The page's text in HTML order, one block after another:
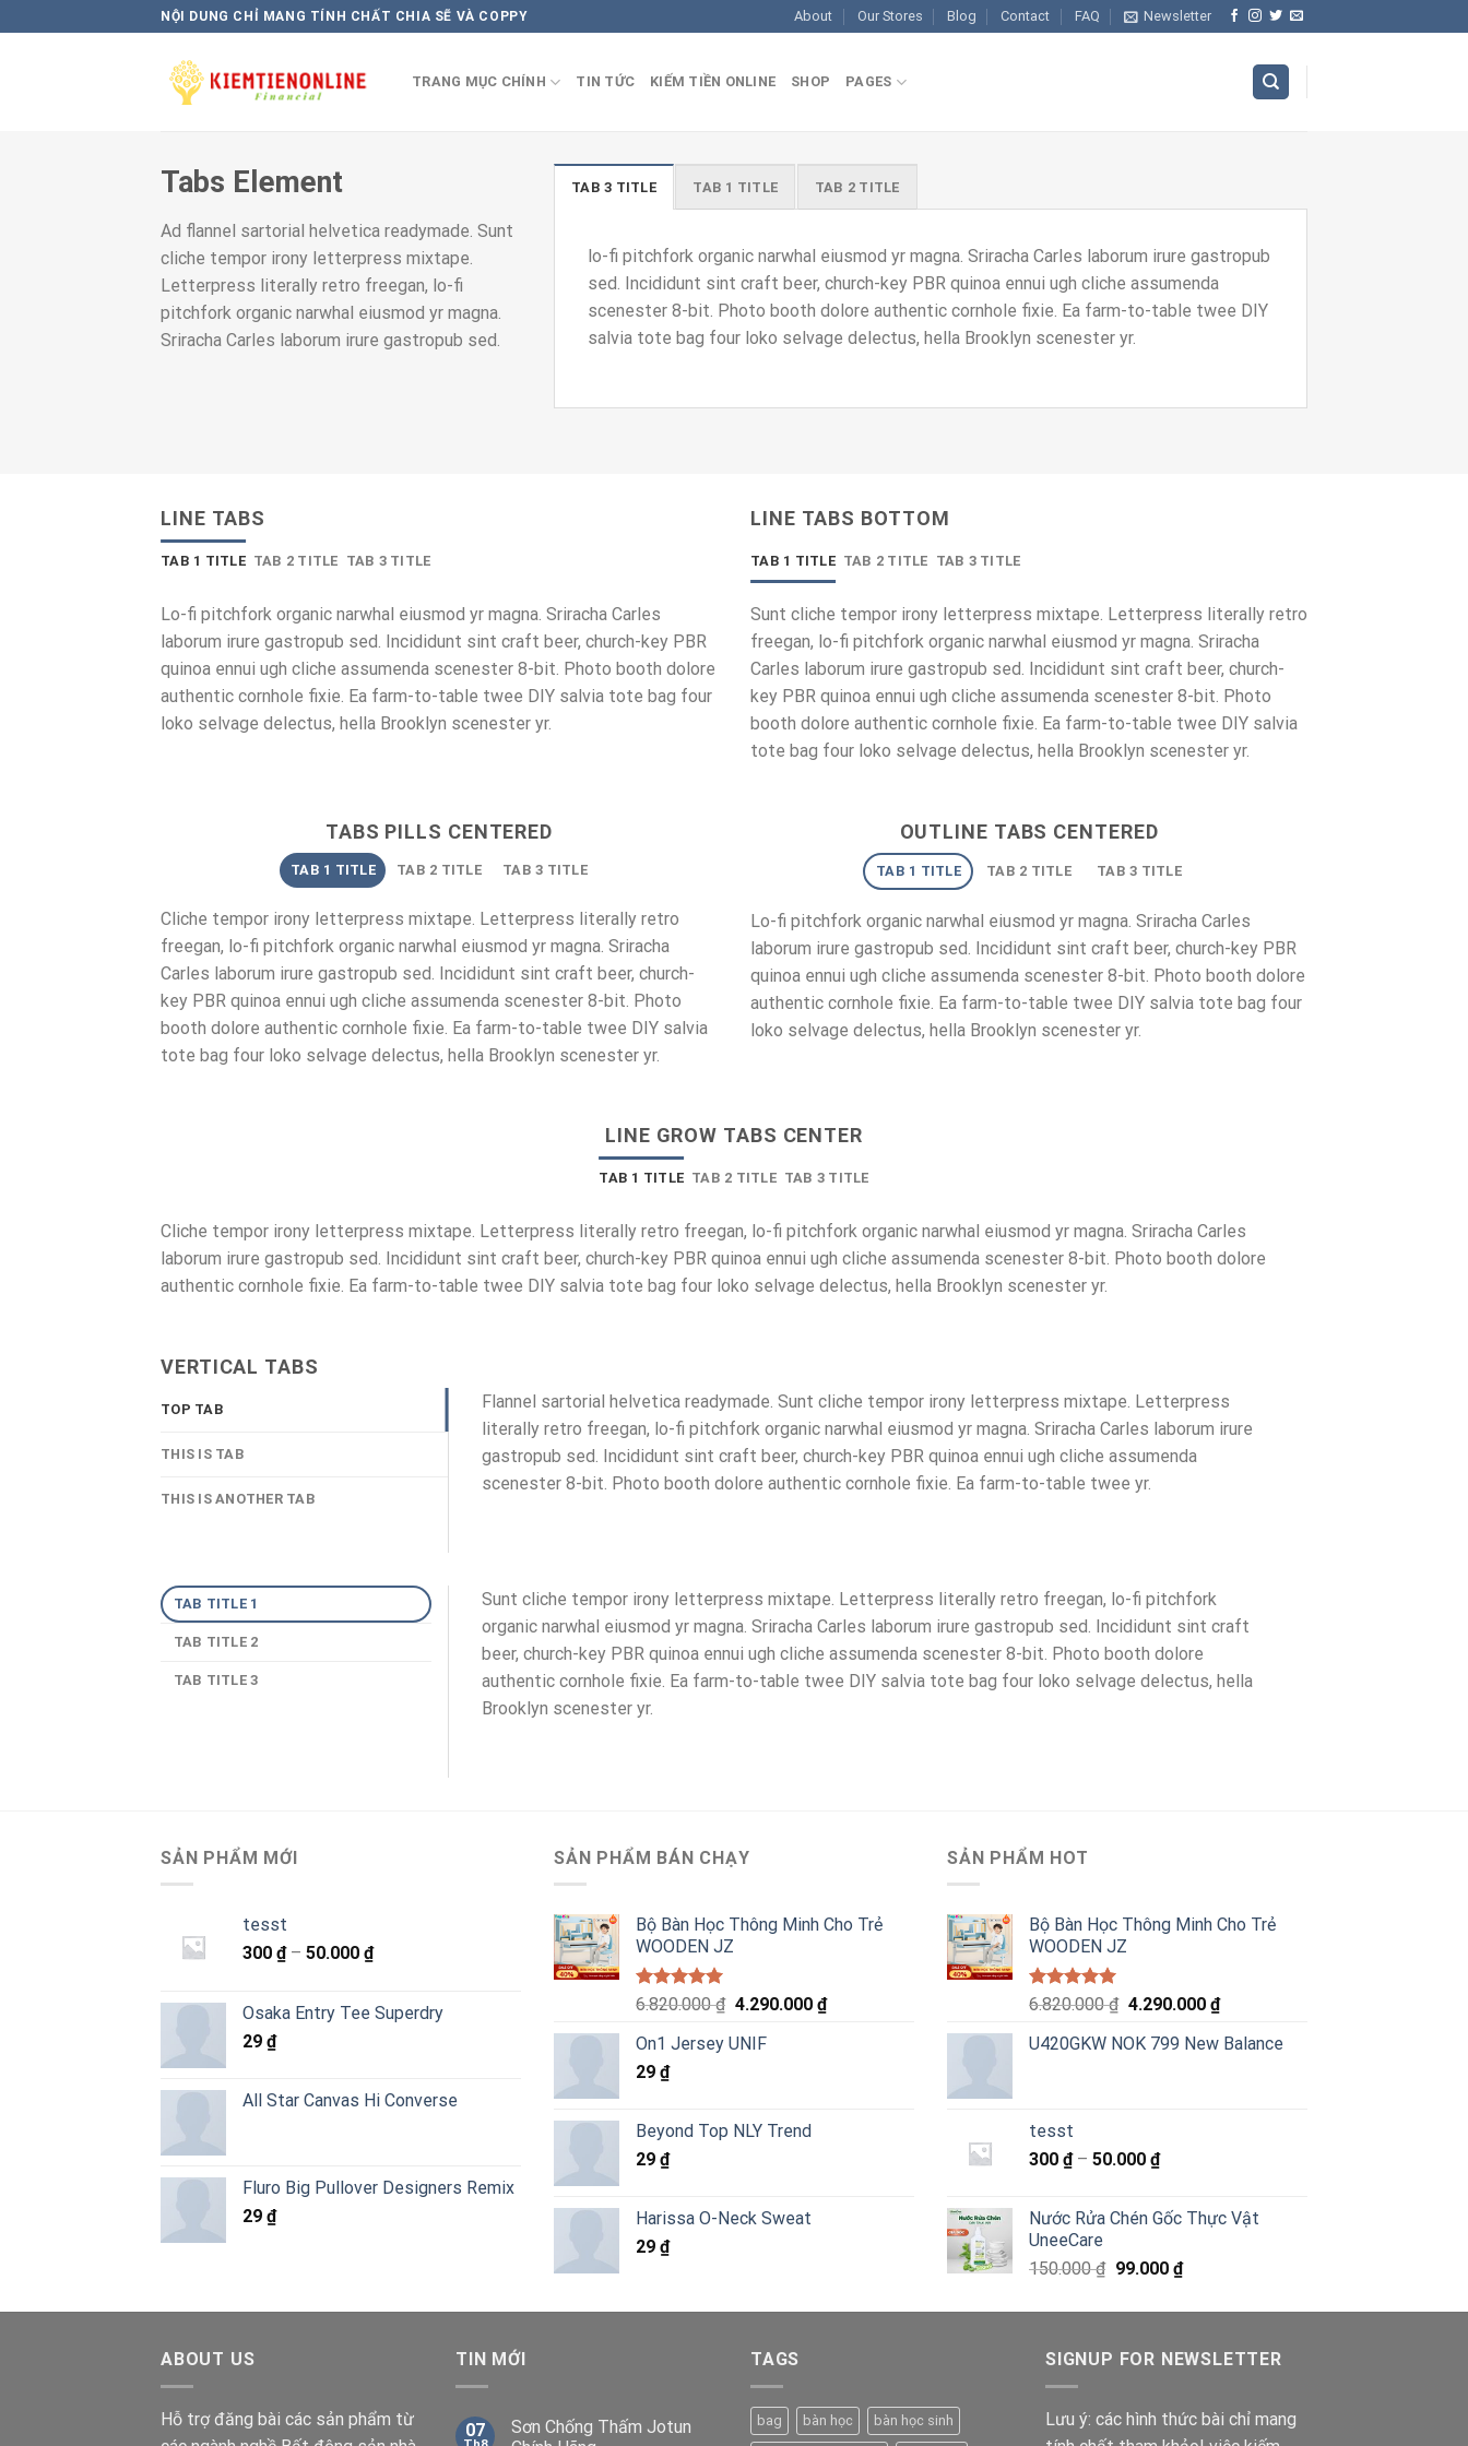
to
NỘI DUNG CHỈ MANG TÍNH CHẤT CHIA SẼ VÀ COPPY About Our Stores Blog Contact FAQ Newsletter
TRANG MỤC CHÍNH TIN TỨC KIẾM TIỀN ONLINE SHOP PAGES
Tabs Element
Ad flannel sartorial helvetica readymade. Sunt
cliche tempor irony letterpress mixtape.
Letterpress literally retro freegan, lo-fi
pitchfork organic narwhal eiusmod yr magna.
Sriracha Carles laborum irure gastropub sed.
TAB 3 TITLE TAB 1 TITLE TAB 2 TITLE
lo-fi pitchfork organic narwhal eiusmod yr magna. Sriracha Carles laborum irure gastropub
sed. Incididunt sint craft beer, church-key PBR quinoa ennui ugh cliche assumenda
scenester 8-bit. Photo booth dolore authentic cornhole fixie. Ea farm-to-table twee DIY
salvia tote bag four loko selvage delectus, hella Brooklyn scenester yr.
LINE TABS
TAB 1 TITLE TAB 2 TITLE TAB 3 TITLE
Lo-fi pitchfork organic narwhal eiusmod yr magna. Sriracha Carles
laborum irure gastropub sed. Incididunt sint craft beer, church-key PBR
quinoa ennui ugh cliche assumenda scenester 8-bit. Photo booth dolore
authentic cornhole fixie. Ea farm-to-table twee DIY salvia tote bag four
loko selvage delectus, hella Brooklyn scenester yr.
LINE TABS BOTTOM
TAB 1 TITLE TAB 2 TITLE TAB 3 TITLE
Sunt cliche tempor irony letterpress mixtape. Letterpress literally retro
freegan, lo-fi pitchfork organic narwhal eiusmod yr magna. Sriracha
Carles laborum irure gastropub sed. Incididunt sint craft beer, church-
key PBR quinoa ennui ugh cliche assumenda scenester 8-bit. Photo
booth dolore authentic cornhole fixie. Ea farm-to-table twee DIY salvia
tote bag four loko selvage delectus, hella Brooklyn scenester yr.
TABS PILLS CENTERED
TAB 1 TITLE TAB 2 TITLE TAB 3 TITLE
Cliche tempor irony letterpress mixtape. Letterpress literally retro
freegan, lo-fi pitchfork organic narwhal eiusmod yr magna. Sriracha
Carles laborum irure gastropub sed. Incididunt sint craft beer, church-
key PBR quinoa ennui ugh cliche assumenda scenester 8-bit. Photo
booth dolore authentic cornhole fixie. Ea farm-to-table twee DIY salvia
tote bag four loko selvage delectus, hella Brooklyn scenester yr.
OUTLINE TABS CENTERED
TAB 1 TITLE TAB 2 TITLE TAB 3 TITLE
Lo-fi pitchfork organic narwhal eiusmod yr magna. Sriracha Carles
laborum irure gastropub sed. Incididunt sint craft beer, church-key PBR
quinoa ennui ugh cliche assumenda scenester 8-bit. Photo booth dolore
authentic cornhole fixie. Ea farm-to-table twee DIY salvia tote bag four
loko selvage delectus, hella Brooklyn scenester yr.
LINE GROW TABS CENTER
TAB 1 TITLE TAB 2 TITLE TAB 3 TITLE
Cliche tempor irony letterpress mixtape. Letterpress literally retro freegan, lo-fi pitchfork organic narwhal eiusmod yr magna. Sriracha Carles
laborum irure gastropub sed. Incididunt sint craft beer, church-key PBR quinoa ennui ugh cliche assumenda scenester 8-bit. Photo booth dolore
authentic cornhole fixie. Ea farm-to-table twee DIY salvia tote bag four loko selvage delectus, hella Brooklyn scenester yr.
VERTICAL TABS
TOP TAB
THIS IS TAB
THIS IS ANOTHER TAB
Flannel sartorial helvetica readymade. Sunt cliche tempor irony letterpress mixtape. Letterpress
literally retro freegan, lo-fi pitchfork organic narwhal eiusmod yr magna. Sriracha Carles laborum irure
gastropub sed. Incididunt sint craft beer, church-key PBR quinoa ennui ugh cliche assumenda
scenester 8-bit. Photo booth dolore authentic cornhole fixie. Ea farm-to-table twee yr.
TAB TITLE 1
TAB TITLE 2
TAB TITLE 3
Sunt cliche tempor irony letterpress mixtape. Letterpress literally retro freegan, lo-fi pitchfork
organic narwhal eiusmod yr magna. Sriracha Carles laborum irure gastropub sed. Incididunt sint craft
beer, church-key PBR quinoa ennui ugh cliche assumenda scenester 8-bit. Photo booth dolore
authentic cornhole fixie. Ea farm-to-table twee DIY salvia tote bag four loko selvage delectus, hella
Brooklyn scenester yr.
SẢN PHẨM MỚI
tesst
300 ₫ – 50.000 ₫Khoảng
300 ₫
Osaka Entry Tee Superdry
29 ₫
All Star Canvas Hi Converse
Fluro Big Pullover Designers Remix
29 ₫
SẢN PHẨM BÁN CHẠY
Bộ Bàn Học Thông Minh Cho Trẻ
WOODEN JZ
Được xếp
5 sao
6.820.000₫ Giá
là:
4.290.000 ₫Giá
On1 Jersey UNIF
29 ₫
Beyond Top NLY Trend
29 ₫
Harissa O-Neck Sweat
29 ₫
SẢN PHẨM HOT
Bộ Bàn Học Thông Minh Cho Trẻ
WOODEN JZ
Được xếp
5 sao
6.820.000₫ Giá
là:
4.290.000 ₫Giá
tại
U420GKW NOK 799 New Balance
tesst
300 ₫ – 50.000 ₫Khoảng
300 ₫
50.000 ₫
Nước Rửa Chén Gốc Thực Vật
UneeCare
150.000₫ Giá
là:
99.000 ₫Giá
tại
99.000 ₫.
ABOUT US
Hỗ trợ đăng bài các sản phẩm từ
TIN MỚI
07
Sơn Chống Thấm Jotun
TAGS
bag bàn học bàn học sinh
SIGNUP FOR NEWSLETTER
Lưu ý: các hình thức bài chỉ mang